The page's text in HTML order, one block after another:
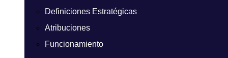
Definiciones Estratégicas
Atribuciones
Funcionamiento